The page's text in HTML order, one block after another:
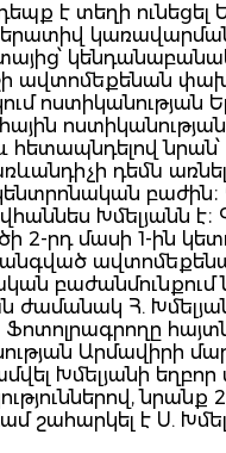
է տեղի ունեցել
դեմն
Խմելյանն է։
2-րդ մասի 1-ին
բաժանմունքում
ժամանակ Հ.
Արմավիրի
Խմելյանի եղբոր
նրանք
շահարկել է Ս.